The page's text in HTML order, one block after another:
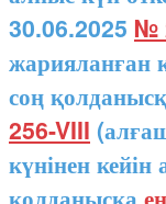
30.06.2025 №
жарияланған
соң
256-VIII
күнінен